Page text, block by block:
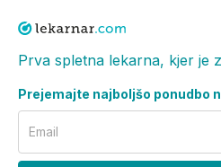
Prva spletna lekarna, kjer je
Prejemajte najboljšo ponudbo
Email